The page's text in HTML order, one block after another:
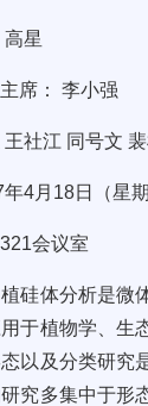
星
： 李小强
社江 同号文 裴
月18日（星期
会议室
体分析是微
于植物学、生
以及分类研究
究多集中于形